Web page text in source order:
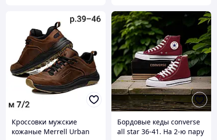
Кроссовки мужские
кожаные Merrell Urban
Бордовые кеды converse
all star 36-41. На 2-ю пару